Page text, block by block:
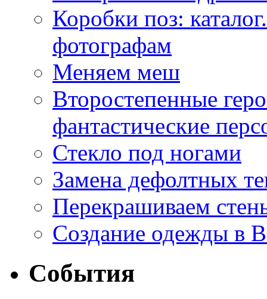
Коробки поз:
фотографам
Меняем меш
Второстепенные
фантастические
Стекло под ногами
Замена дефолтных
Перекрашиваем
Создание одежды в
События